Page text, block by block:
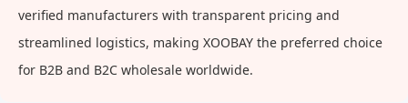
verified manufacturers with transparent pricing and
streamlined logistics, making XOOBAY the preferred choice
for B2B and B2C wholesale worldwide.